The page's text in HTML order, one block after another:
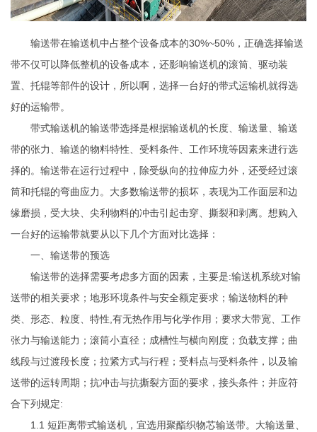
输送带在输送机中占整个设备成本的30%~50%，正确选择输送
带不仅可以降低整机的设备成本，还影响输送机的滚筒、驱动装
置、托辊等部件的设计，所以啊，选择一台好的带式运输机就得选
好的运输带。
带式输送机的输送带选择是根据输送机的长度、输送量、输送
带的张力、输送的物料特性、受料条件、工作环境等因素来进行选
择的。输送带在运行过程中，除受纵向的拉伸应力外，还受经过滚
筒和托辊的弯曲应力。大多数输送带的损坏，表现为工作面层和边
缘磨损，受大块、尖利物料的冲击引起击穿、撕裂和剥离。想购入
一台好的运输带就要从以下几个方面对比选择：
一、输送带的预选
输送带的选择需要考虑多方面的因素，主要是:输送机系统对输
送带的相关要求；地形环境条件与安全额定要求；输送物料的种
类、形态、粒度、特性,有无热作用与化学作用；要求大带宽、工作
张力与输送能力；滚筒小直径；成槽性与横向刚度；负载支撑；曲
线段与过渡段长度；拉紧方式与行程；受料点与受料条件，以及输
送带的运转周期；抗冲击与抗撕裂方面的要求，接头条件；并应符
合下列规定:
1.1 短距离带式输送机，宜选用聚酯织物芯输送带。大输送量、